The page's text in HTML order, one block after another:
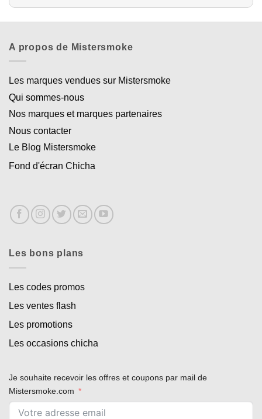
A propos de Mistersmoke
Les marques vendues sur Mistersmoke
Qui sommes-nous
Nos marques et marques partenaires
Nous contacter
Le Blog Mistersmoke
Fond d'écran Chicha
Les bons plans
Les codes promos
Les ventes flash
Les promotions
Les occasions chicha
Je souhaite recevoir les offres et coupons par mail de
Mistersmoke.com